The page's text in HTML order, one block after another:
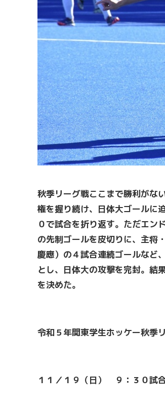
秋季リーグ戦ここまで勝利がな
権を握り続け、日体大ゴールに
０で試合を折り返す。ただエン
の先制ゴールを皮切りに、主将
慶應）の４試合連続ゴールなど
とし、日体大の攻撃を完封。結
を決めた。
令和５年関東学生ホッケー秋季
１１／１９（日） ９：３０試